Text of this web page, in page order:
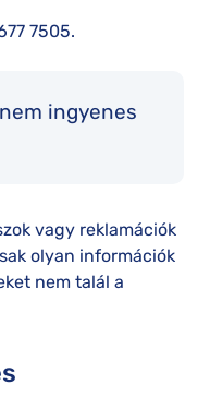
7505.
ingyenes
vagy reklamációk
olyan információk
nem talál a